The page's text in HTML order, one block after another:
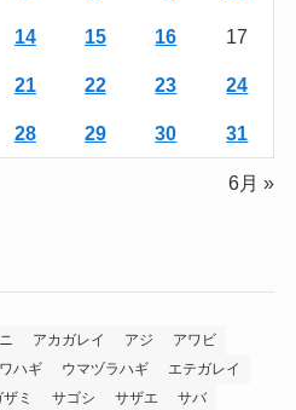
14 15 16 17
21 22 23 24
28 29 30 31
6月 »
アカガレイ アジ
アワビ
ハギ ウマヅラハギ
エテガレイ
ザミ サゴシ サザエ サバ